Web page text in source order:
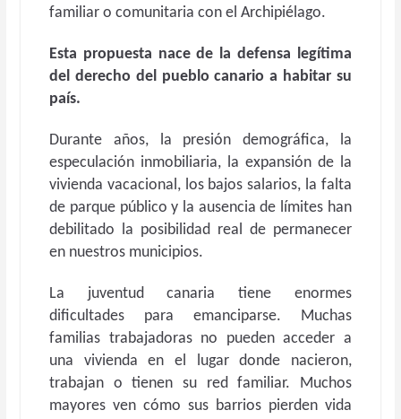
familiar o comunitaria con el Archipiélago.
Esta propuesta nace de la defensa legítima
del derecho del pueblo canario a habitar su
país.
Durante años, la presión demográfica, la
especulación inmobiliaria, la expansión de la
vivienda vacacional, los bajos salarios, la falta
de parque público y la ausencia de límites han
debilitado la posibilidad real de permanecer
en nuestros municipios.
La juventud canaria tiene enormes
dificultades para emanciparse. Muchas
familias trabajadoras no pueden acceder a
una vivienda en el lugar donde nacieron,
trabajan o tienen su red familiar. Muchos
mayores ven cómo sus barrios pierden vida